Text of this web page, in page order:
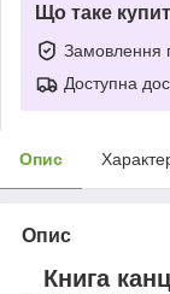
Що таке
Замовлення
Доступна
Опис
Опис
Книга